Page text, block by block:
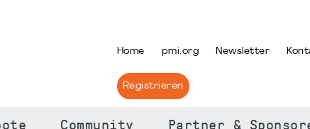
Home pmi.org Newsletter
Registrieren
Community Partner &